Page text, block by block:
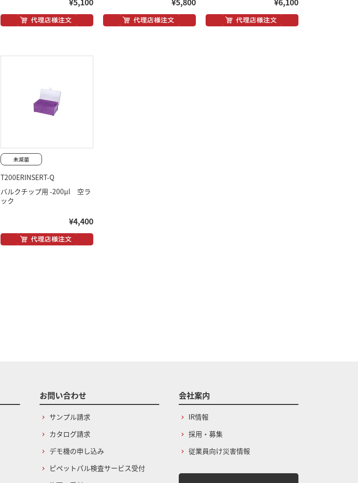
T200ERINSERT-Q
バルクチップ用 -200μl 空ラ
ック
¥4,400
お問い合わせ
サンプル請求
カタログ請求
デモ機の申し込み
ピペットパル検査サービス受付
会社案内
IR情報
採用・募集
従業員向け災害情報